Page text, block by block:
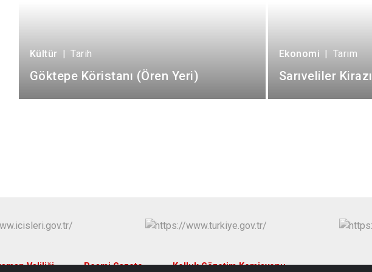
Kültür | Tarih
Göktepe Köristanı (Ören Yeri)
Ekonomi | Tarım
Sarıveliler Kirazı
Valiliği Resmi Gazete Kolluk Gözetim Komisyonu